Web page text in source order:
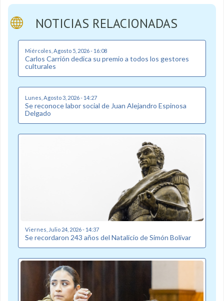
NOTICIAS RELACIONADAS
Miércoles, Agosto 5, 2026 - 16:08
Carlos Carrión dedica su premio a todos los gestores
culturales
Lunes, Agosto 3, 2026 - 14:27
Se reconoce labor social de Juan Alejandro Espinosa
Delgado
Viernes, Julio 24, 2026 - 14:37
Se recordaron 243 años del Natalicio de Simón Bolívar